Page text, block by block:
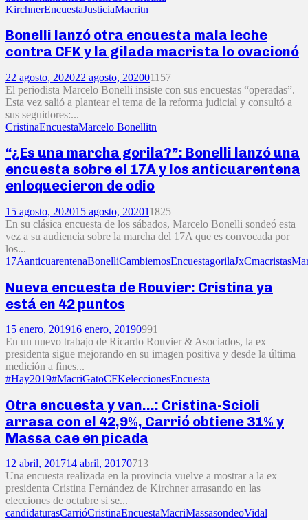
KirchnerEncuestaJusticiaMacritn
Bonelli lanzó otra encuesta mala leche
contra CFK y la gilada macrista lo ovacionó
22 agosto, 202022 agosto, 202001157
El periodista Marcelo Bonelli insiste con sus encuestas “operadas”.
Esta vez salió a plantear el tema de la reforma judicial y consultó a
sus seguidores:...
CristinaEncuestaMarcelo Bonellitn
“¿Es una marcha gorila?”: Bonelli lanzó una
encuesta sobre el 17A y los anticuarentena
enloquecieron de odio
15 agosto, 202015 agosto, 202011825
En su clásica encuesta de los sábados, Marcelo Bonelli sondeó esta
vez a su audiencia sobre la marcha del 17A que es convocada por
los...
17AanticuarentenaBonelliCambiemosEncuestagorilaJxCmacristas
Nueva encuesta de Rouvier: Cristina ya
está en 42 puntos
15 enero, 201916 enero, 20190991
En un nuevo trabajo de Ricardo Rouvier & Asociados, la ex
presidenta sigue mejorando en su imagen positiva y desde la última
medición a fines...
#Hay2019#MacriGatoCFKeleccionesEncuesta
Otra encuesta y van…: Cristina-Scioli
arrasa con el 42,9%, Carrió obtiene 31% y
Massa cae en picada
12 abril, 201714 abril, 20170713
Una encuesta realizada en la provincia vuelve a mostrar a la ex
presidenta Cristina Fernández de Kirchner arrasando en las
elecciones de octubre si se...
candidaturasCarrióCristinaEncuestaMacriMassasondeoVidal